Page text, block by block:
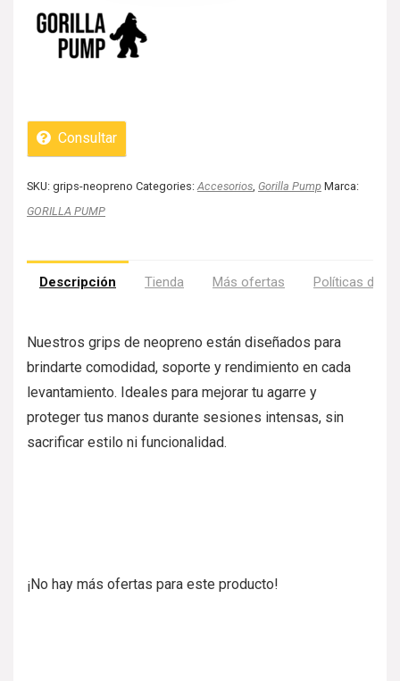
Consultar
SKU: grips-neopreno Categories:Accesorios, Gorilla Pump Marca:
GORILLA PUMP
Descripción Tienda Más ofertas Políticas de la
Nuestros grips de neopreno están diseñados para
brindarte comodidad, soporte y rendimiento en cada
levantamiento. Ideales para mejorar tu agarre y
proteger tus manos durante sesiones intensas, sin
sacrificar estilo ni funcionalidad.
¡No hay más ofertas para este producto!